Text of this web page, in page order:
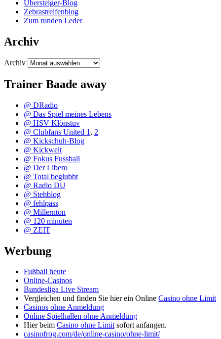
Übersteiger-Blog
Zebrastreifenblog
Zum runden Leder
Archiv
Archiv
Trainer Baade away
@ DRadio
@ Das Spiel meines Lebens
@ HSV Klönstuv
@ Clubfans United 1 , 2
@ Kickschuh-Blog
@ Kickwelt
@ Fokus Fussball
@ Der Libero
@ Total beglubbt
@ Radio DU
@ Stehblog
@ fehlpass
@ Millernton
@ 120 minuten
@ ZEIT
Werbung
Fußball heute
Online-Casinos
Bundesliga Live Stream
Vergleichen und finden Sie hier ein Online Casino ohne Limit
Casinos ohne Anmeldung
Online Spielhallen ohne Anmeldung
Hier beim Casino ohne Limitsofort anfangen.
casinofrog.com/de/online-casino/ohne-limit/